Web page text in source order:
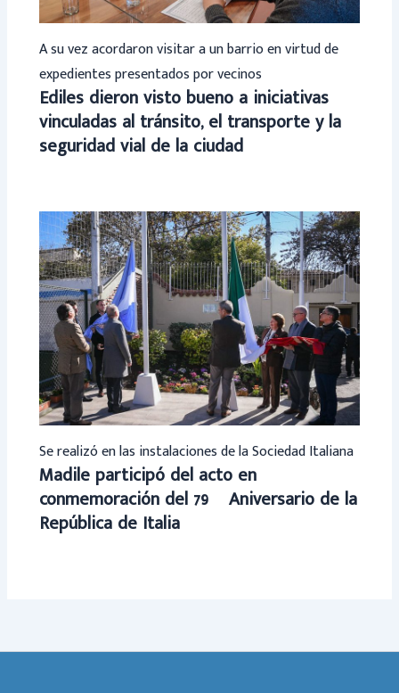
A su vez acordaron visitar a un barrio en virtud de
expedientes presentados por vecinos
Ediles dieron visto bueno a iniciativas
vinculadas al tránsito, el transporte y la
seguridad vial de la ciudad
Se realizó en las instalaciones de la Sociedad Italiana
Madile participó del acto en
conmemoración del 79º Aniversario de la
República de Italia